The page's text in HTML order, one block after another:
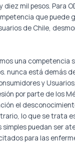
diez mil pesos. Para
que puede
de Chile,
una competencia
nunca está demás
y
por parte de los
el
lo que se trata
puedan ser
para las